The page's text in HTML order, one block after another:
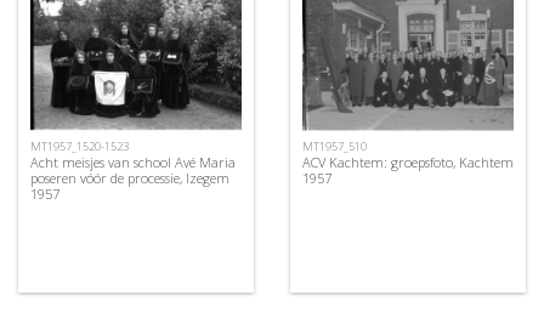
MT1957_1520-1523
Acht meisjes van school Avé Maria
poseren vóór de processie, Izegem
1957
MT1957_510
ACV Kachtem: groepsfoto, Kachtem
1957